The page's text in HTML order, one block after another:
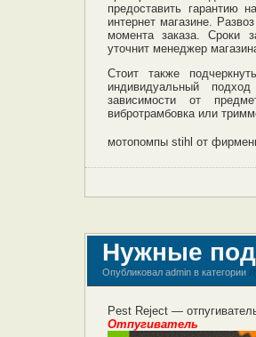
предоставить гарантию
интернет магазине.
момента заказа. Сроки
уточнит менеджер
Стоит также
индивидуальный
зависимости от
вибротрамбовка или
мотопомпы stihl от
Нужные
Опубликовал admin в категории
Pest Reject —
Отпугиватель